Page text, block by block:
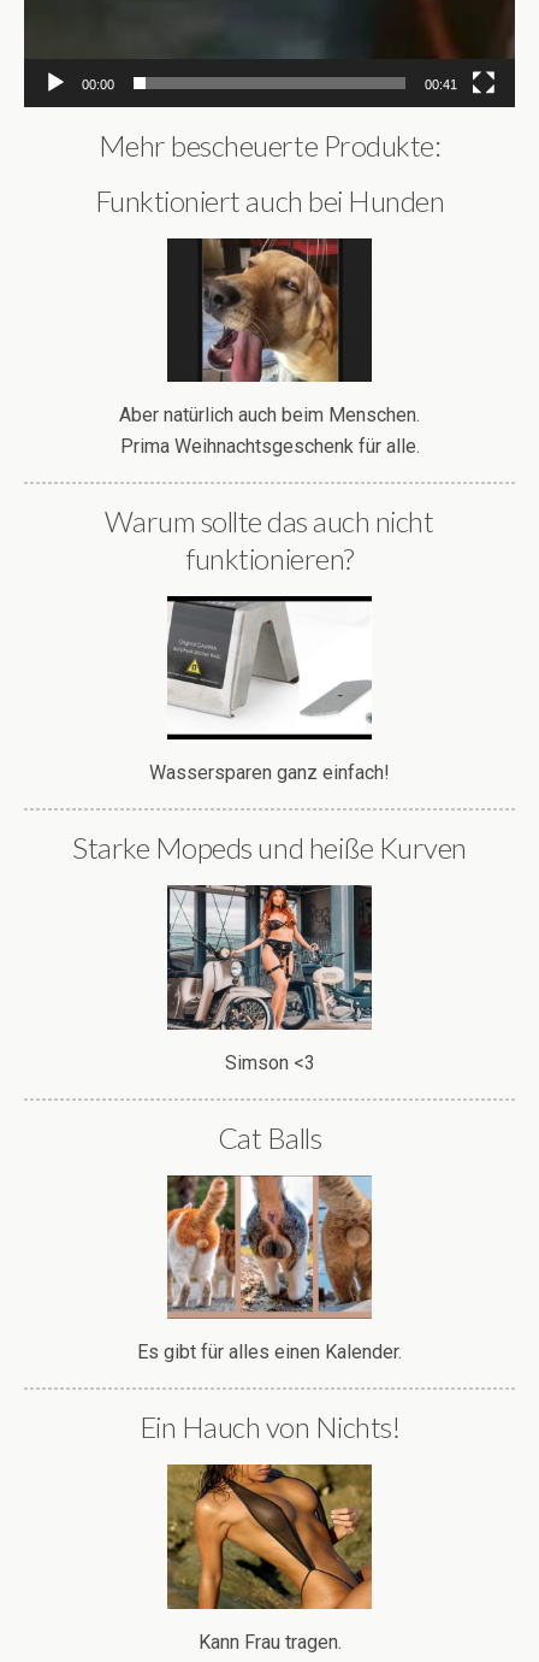
00:00 00:41
Mehr bescheuerte Produkte:
Funktioniert auch bei Hunden
Aber natürlich auch beim Menschen.
Prima Weihnachtsgeschenk für alle.
Warum sollte das auch nicht
funktionieren?
Wassersparen ganz einfach!
Starke Mopeds und heiße Kurven
Simson <3
Cat Balls
Es gibt für alles einen Kalender.
Ein Hauch von Nichts!
Kann Frau tragen.